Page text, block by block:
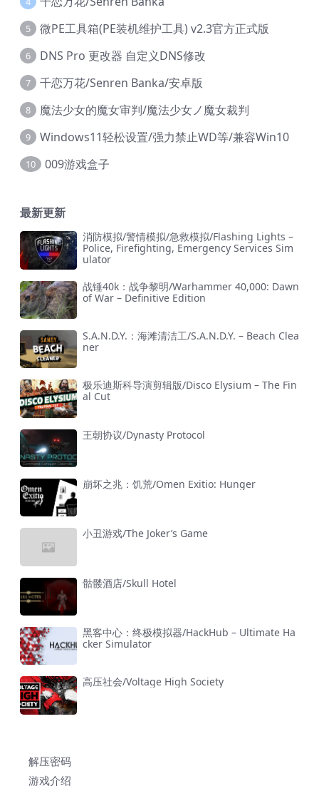
5 微PE工具箱(PE装机维护工具) v2.3官方正式版
6 DNS Pro 更改器 自定义DNS修改
7 千恋万花/Senren Banka/安卓版
8 魔法少女的魔女审判/魔法少女ノ魔女裁判
9 Windows11轻松设置/强力禁止WD等/兼容Win10
10 009游戏盒子
最新更新
消防模拟/警情模拟/急救模拟/Flashing Lights –
Police, Firefighting, Emergency Services Sim
ulator
战锤40k：战争黎明/Warhammer 40,000: Dawn
of War – Definitive Edition
S.A.N.D.Y.：海滩清洁工/S.A.N.D.Y. – Beach Clea
ner
极乐迪斯科导演剪辑版/Disco Elysium – The Fin
al Cut
王朝协议/Dynasty Protocol
崩坏之兆：饥荒/Omen Exitio: Hunger
小丑游戏/The Joker’s Game
骷髅酒店/Skull Hotel
黑客中心：终极模拟器/HackHub – Ultimate Ha
cker Simulator
高压社会/Voltage High Society
解压密码
游戏介绍